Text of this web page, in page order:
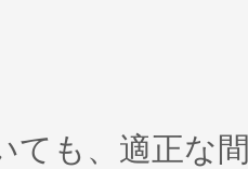
ても、適正な